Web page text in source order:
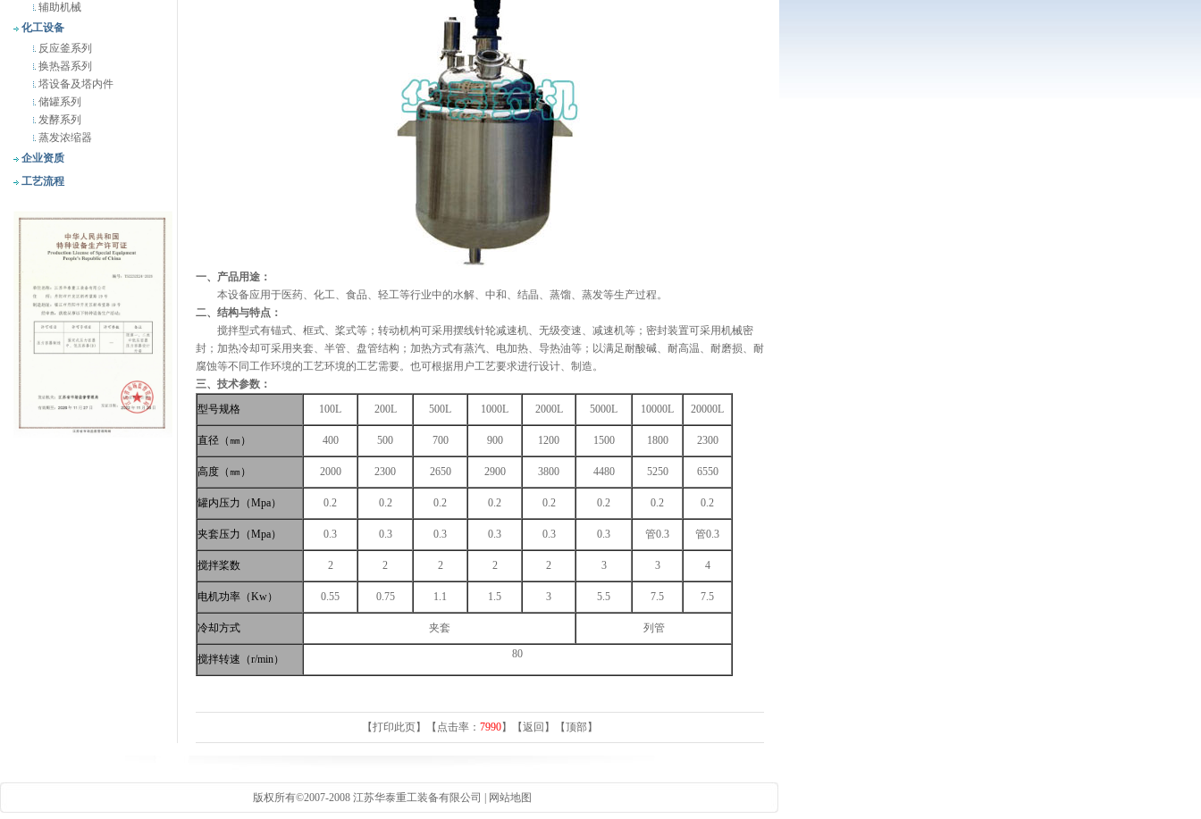
辅助机械
化工设备
反应釜系列
换热器系列
塔设备及塔内件
储罐系列
发酵系列
蒸发浓缩器
企业资质
工艺流程
一、产品用途：
本设备应用于医药、化工、食品、轻工等行业中的水解、中和、结晶、蒸馏、蒸发等生产过程。
二、结构与特点：
搅拌型式有锚式、框式、桨式等；转动机构可采用摆线针轮减速机、无级变速、减速机等；密封装置可采用机械密
封；加热冷却可采用夹套、半管、盘管结构；加热方式有蒸汽、电加热、导热油等；以满足耐酸碱、耐高温、耐磨损、耐
腐蚀等不同工作环境的工艺环境的工艺需要。也可根据用户工艺要求进行设计、制造。
三、技术参数：
型号规格
100L 200L 500L 1000L 2000L 5000L 10000L 20000L
直径（㎜） 400 500 700 900 1200 1500 1800 2300
高度（㎜） 2000 2300 2650 2900 3800 4480 5250 6550
罐内压力（Mpa） 0.2 0.2 0.2 0.2 0.2 0.2 0.2 0.2
夹套压力（Mpa） 0.3 0.3 0.3 0.3 0.3 0.3 管0.3 管0.3
搅拌桨数 2 2 2 2 2 3 3 4
电机功率（Kw） 0.55 0.75 1.1 1.5 3 5.5 7.5 7.5
冷却方式 夹套 列管
搅拌转速（r/min） 80
【打印此页】【点击率： 7990】【返回 】【顶部】
版权所有©2007-2008 江苏华泰重工装备有限公司 | 网站地图